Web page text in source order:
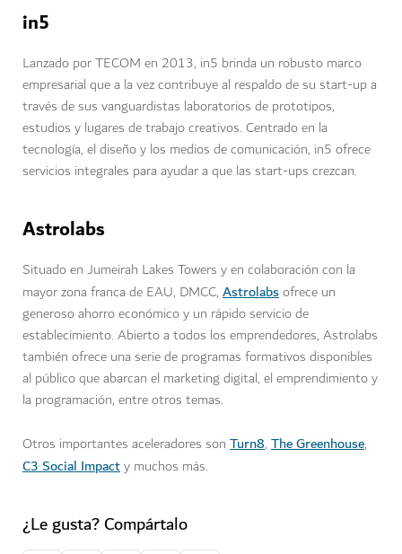
in5
Lanzado por TECOM en 2013, in5 brinda un robusto marco
empresarial que a la vez contribuye al respaldo de su start-up a
través de sus vanguardistas laboratorios de prototipos,
estudios y lugares de trabajo creativos. Centrado en la
tecnología, el diseño y los medios de comunicación, in5 ofrece
servicios integrales para ayudar a que las start-ups crezcan.
Astrolabs
Situado en Jumeirah Lakes Towers y en colaboración con la
mayor zona franca de EAU, DMCC, Astrolabsofrece un
generoso ahorro económico y un rápido servicio de
establecimiento. Abierto a todos los emprendedores, Astrolabs
también ofrece una serie de programas formativos disponibles
al público que abarcan el marketing digital, el emprendimiento y
la programación, entre otros temas.
Otros importantes aceleradores son Turn8, The Greenhouse,
C3 Social Impacty muchos más.
¿Le gusta? Compártalo